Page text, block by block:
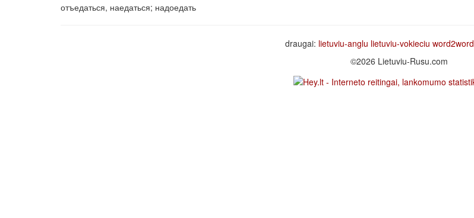
отъедаться, наедаться; надоедать
draugai: lietuviu-anglu lietuviu-vokieciu word2word
©2026 Lietuviu-Rusu.com